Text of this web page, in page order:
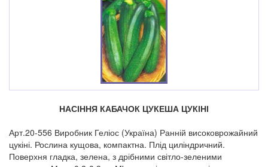
НАСІННЯ КАБАЧОК ЦУКЕША ЦУКІНІ
Арт.20-556 Виробник Геліос (Україна) Ранній високоврожайний
цукіні. Рослина кущова, компактна. Плід циліндричний.
Поверхня гладка, зелена, з дрібними світло-зеленими